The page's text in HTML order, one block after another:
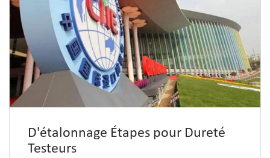
D'étalonnage Étapes pour Dureté
Testeurs